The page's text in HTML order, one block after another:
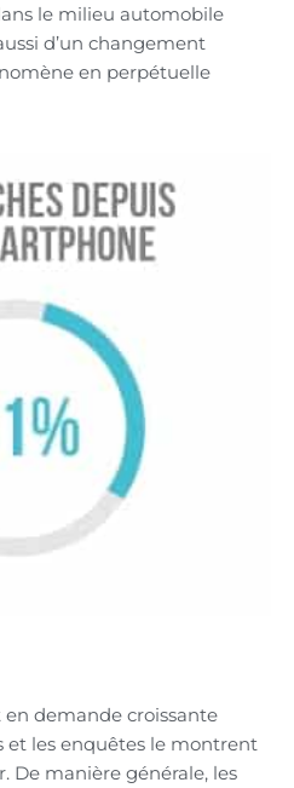
le milieu automobile
d’un changement
en perpétuelle
demande croissante
et les enquêtes le montrent
De manière générale, les